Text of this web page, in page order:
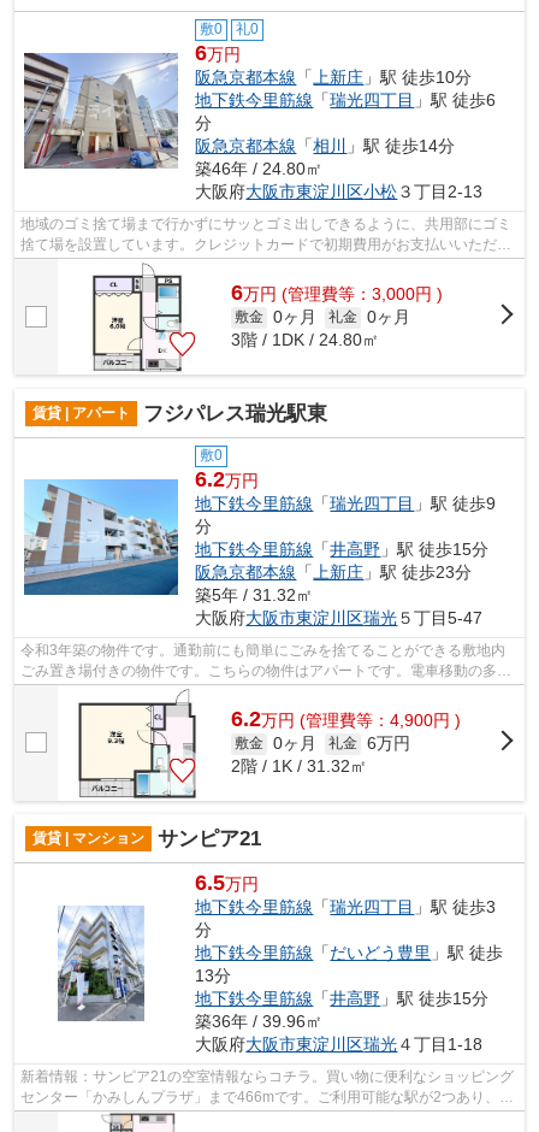
敷0 礼0
6万円
阪急京都本線 「 上新庄 」駅 徒歩10分
地下鉄今里筋線 「瑞光四丁目 」駅 徒歩6
分
阪急京都本線 「相川
」駅 徒歩14分
築46年 / 24.80㎡
大阪府大阪市東淀川区小松３丁目2-13
地域のゴミ捨て場まで行かずにサッとゴミ出しできるように、共用部にゴミ
捨て場を設置しています。クレジットカードで初期費用がお支払いいただけ
るので、決済の手間が軽減できます。...
6万円 (管理費等：3,000円 )
敷金 0ヶ月 礼金 0ヶ月
3階 / 1DK / 24.80㎡
賃貸 | アパート フジパレス瑞光駅東
敷0
6.2万円
地下鉄今里筋線 「瑞光四丁目 」駅 徒歩9
分
地下鉄今里筋線 「井高野 」駅 徒歩15分
阪急京都本線 「 上新庄 」駅 徒歩23分
築5年 / 31.32㎡
大阪府大阪市東淀川区瑞光５丁目5-47
令和3年築の物件です。通勤前にも簡単にごみを捨てることができる敷地内
ごみ置き場付きの物件です。こちらの物件はアパートです。電車移動の多い
方に嬉しい駅から徒歩9分の物件です。...
6.2万円 (管理費等：4,900円 )
敷金 0ヶ月 礼金 6万円
2階 / 1K / 31.32㎡
賃貸 | マンション サンピア21
6.5万円
地下鉄今里筋線 「瑞光四丁目 」駅 徒歩3
分
地下鉄今里筋線 「だいどう豊里 」駅 徒歩
13分
地下鉄今里筋線 「井高野 」駅 徒歩15分
築36年 / 39.96㎡
大阪府大阪市東淀川区瑞光４丁目1-18
新着情報：サンピア21の空室情報ならコチラ。買い物に便利なショッピング
センター「かみしんプラザ」まで466mです。ご利用可能な駅が2つあり、行
き先に応じて乗車駅の使い分けができま...